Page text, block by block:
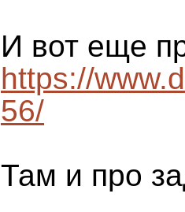
И вот еще
https://
56/
Там и про